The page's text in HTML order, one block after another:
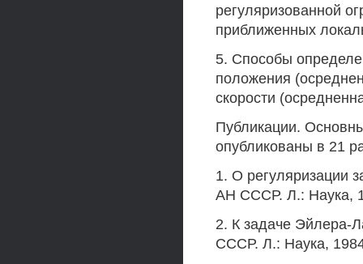
регуляризованной
приближенных
5. Способы
положения
скорости
Публикации.
опубликованы в 21
1. О регуляризации
АН СССР. Л.: Наука,
2. К задаче Эйлера-
СССР. Л.: Наука,